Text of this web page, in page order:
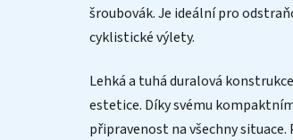
šroubovák. Je ideální pro
cyklistické výlety.
Lehká a tuhá duralová
estetice. Díky svému
připravenost na všechny